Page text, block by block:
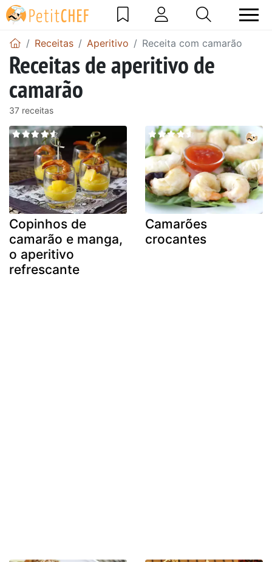
Receitas Aperitivo Receita com camarão
Receitas de aperitivo de
camarão
37 receitas
Copinhos de
camarão e manga,
o aperitivo
refrescante
Camarões
crocantes